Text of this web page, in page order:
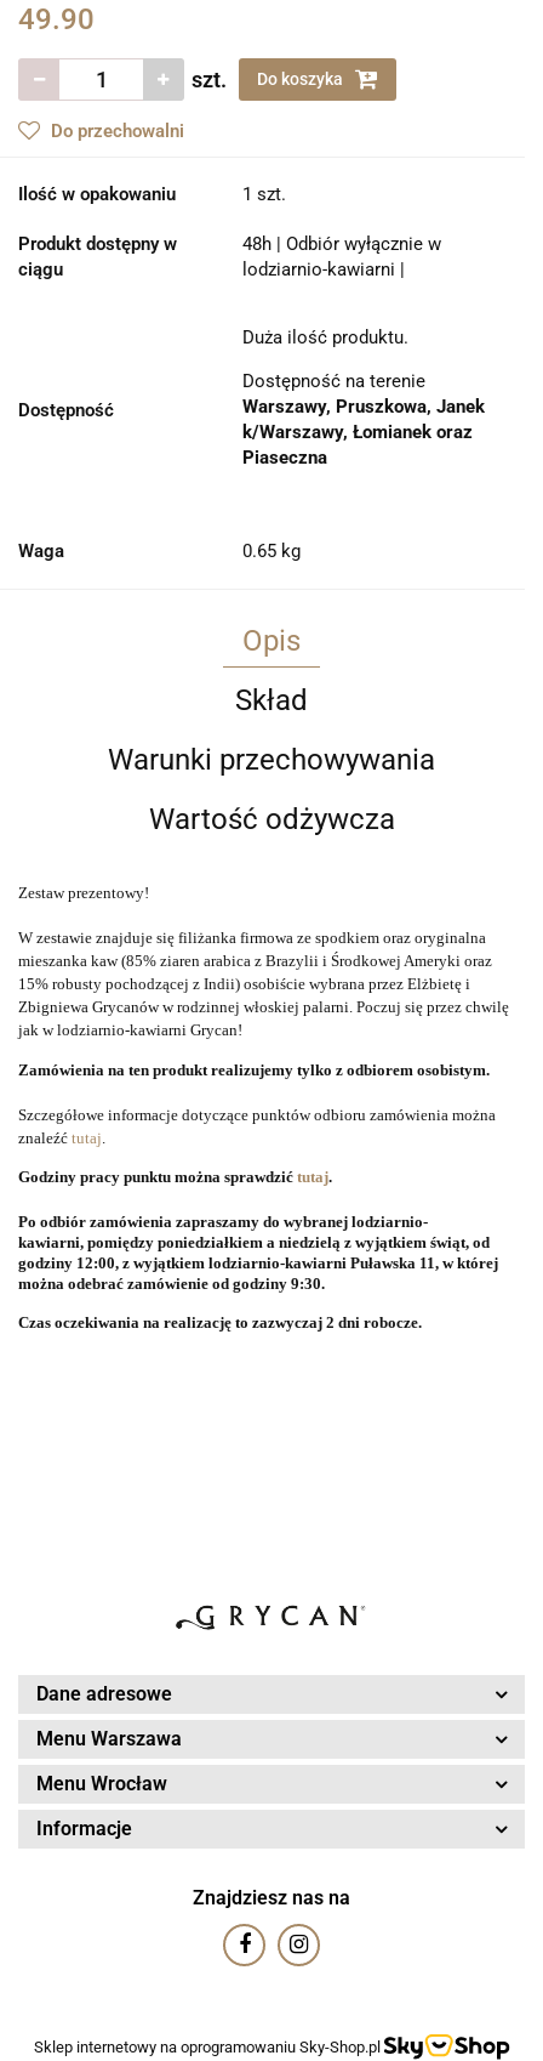
49.90
szt. Do koszyka
Do przechowalni
Ilość w opakowaniu 1 szt.
Produkt dostępny w
ciągu
48h | Odbiór wyłącznie w
lodziarnio-kawiarni |
Dostępność
Duża ilość produktu.
Dostępność na terenie
Warszawy, Pruszkowa, Janek
k/Warszawy, Łomianek oraz
Piaseczna
Waga 0.65 kg
Opis
Skład
Warunki przechowywania
Wartość odżywcza
Zestaw prezentowy!
W zestawie znajduje się filiżanka firmowa ze spodkiem oraz oryginalna
mieszanka kaw (85% ziaren arabica z Brazylii i Środkowej Ameryki oraz
15% robusty pochodzącej z Indii) osobiście wybrana przez Elżbietę i
Zbigniewa Grycanów w rodzinnej włoskiej palarni. Poczuj się przez chwilę
jak w lodziarnio-kawiarni Grycan!
Zamówienia na ten produkt realizujemy tylko z odbiorem osobistym.
Szczegółowe informacje dotyczące punktów odbioru zamówienia można
znaleźć tutaj
Godziny pracy punktu można sprawdzić tutaj.
Po odbiór zamówienia zapraszamy do wybranej lodziarnio-
kawiarni, pomiędzy poniedziałkiem a niedzielą z wyjątkiem świąt, od
godziny 12:00, z wyjątkiem lodziarnio-kawiarni Puławska 11, w której
można odebrać zamówienie od godziny 9:30.
Czas oczekiwania na realizację to zazwyczaj 2 dni robocze.
Dane adresowe
Menu Warszawa
Menu Wrocław
Informacje
Znajdziesz nas na
Sklep internetowy na oprogramowaniu Sky-Shop.pl